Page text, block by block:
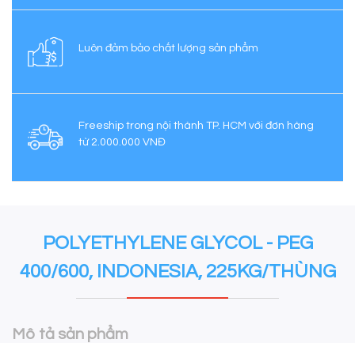
Luôn đảm bảo chất lượng sản phẩm
Freeship trong nội thành TP. HCM với đơn hàng
từ 2.000.000 VNĐ
POLYETHYLENE GLYCOL - PEG
400/600, INDONESIA, 225KG/THÙNG
Mô tả sản phẩm